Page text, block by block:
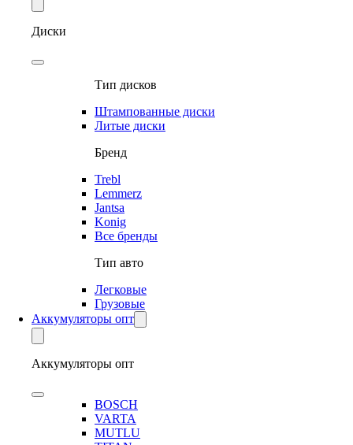
Диски
Тип дисков
Штампованные диски
Литые диски
Бренд
Trebl
Lemmerz
Jantsa
Konig
Все бренды
Тип авто
Легковые
Грузовые
Аккумуляторы опт
Аккумуляторы опт
BOSCH
VARTA
MUTLU